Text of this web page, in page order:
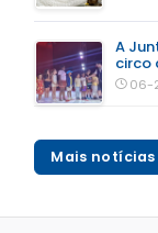
A
circo
06-
Mais notícias